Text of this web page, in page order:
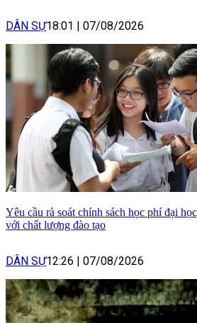
DÂN SỰ18:01 07/08/2026
Yêu cầu rà soát chính sách học phí đại
với chất lượng đào tạo
DÂN SỰ12:26 | 07/08/2026